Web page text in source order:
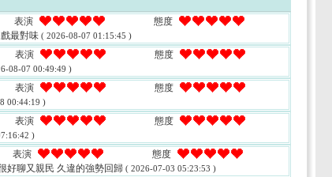
表演 態度
最對味 ( 2026-08-07 01:15:45 )
表演 態度
08-07 00:49:49 )
表演 態度
00:44:19 )
表演 態度
)
表演 態度
好聊又親民 久違的強勢回歸 ( 2026-07-03 05:23:53 )